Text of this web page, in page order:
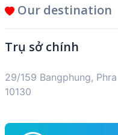
Our destination
Trụ sở chính
29/159 Bangphung,
10130